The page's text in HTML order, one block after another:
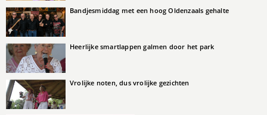
Bandjesmiddag met een hoog Oldenzaals gehalte
Heerlijke smartlappen galmen door het park
Vrolijke noten, dus vrolijke gezichten